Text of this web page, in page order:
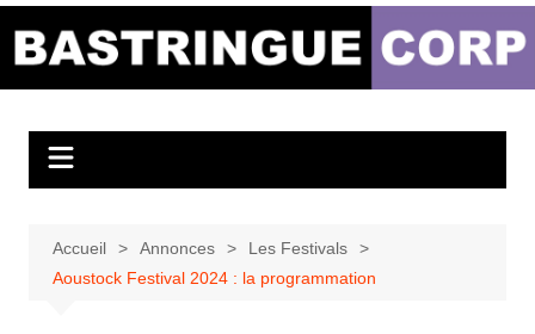
Bastringue Corp –
Musicales
Accueil Annonces
Les Festivals
Aoustock Festival 2024 : la programmation